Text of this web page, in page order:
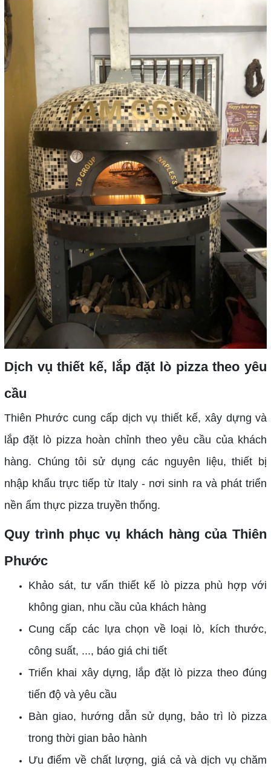
Dịch vụ thiết kế, lắp đặt lò pizza theo yêu
cầu
Thiên Phước cung cấp dịch vụ thiết kế, xây dựng và
lắp đặt lò pizza hoàn chỉnh theo yêu cầu của khách
hàng. Chúng tôi sử dụng các nguyên liệu, thiết bị
nhập khẩu trực tiếp từ Italy - nơi sinh ra và phát triển
nền ẩm thực pizza truyền thống.
Quy trình phục vụ khách hàng của Thiên
Phước
Khảo sát, tư vấn thiết kế lò pizza phù hợp với
không gian, nhu cầu của khách hàng
Cung cấp các lựa chọn về loại lò, kích thước,
công suất, ..., báo giá chi tiết
Triển khai xây dựng, lắp đặt lò pizza theo đúng
tiến độ và yêu cầu
Bàn giao, hướng dẫn sử dụng, bảo trì lò pizza
trong thời gian bảo hành
Ưu điểm về chất lượng, giá cả và dịch vụ chăm